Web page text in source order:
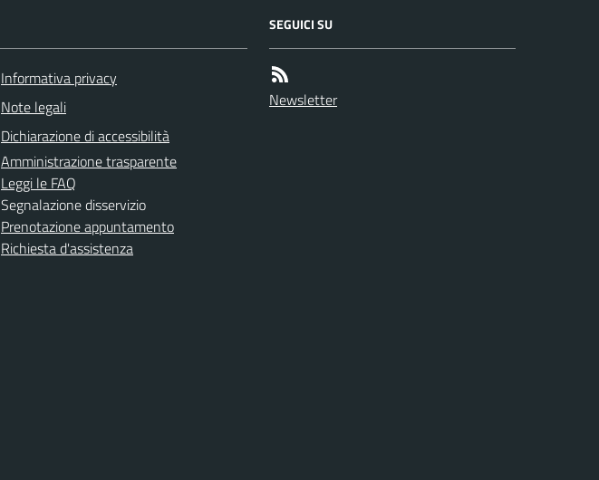
Informativa privacy
Note legali
Dichiarazione di accessibilità
Amministrazione trasparente
Leggi le FAQ
Segnalazione disservizio
Prenotazione appuntamento
Richiesta d'assistenza
SEGUICI SU
Newsletter